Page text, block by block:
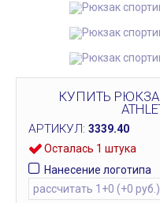
КУПИТЬ
АРТИКУЛ: 3339.40
Осталась 1 штука
Нанесение логотипа